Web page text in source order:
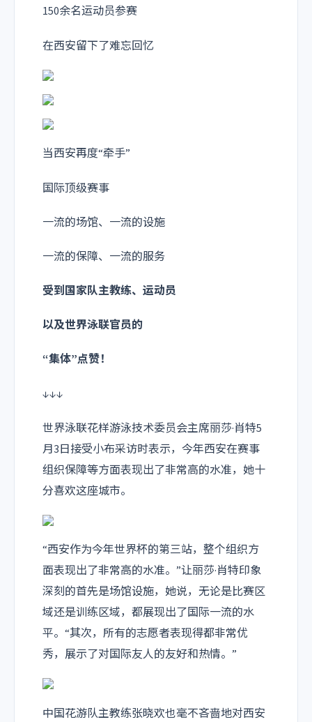
150余名运动员参赛
在西安留下了难忘回忆
当西安再度“牵手”
国际顶级赛事
一流的场馆、一流的设施
一流的保障、一流的服务
受到国家队主教练、运动员
以及世界泳联官员的
“集体”点赞！
↓↓↓
世界泳联花样游泳技术委员会主席丽莎·肖特5
月3日接受小布采访时表示，今年西安在赛事
组织保障等方面表现出了非常高的水准，她十
分喜欢这座城市。
“西安作为今年世界杯的第三站，整个组织方
面表现出了非常高的水准。”让丽莎·肖特印象
深刻的首先是场馆设施，她说，无论是比赛区
域还是训练区域，都展现出了国际一流的水
平。“其次，所有的志愿者表现得都非常优
秀，展示了对国际友人的友好和热情。”
中国花游队主教练张晓欢也毫不吝啬地对西安